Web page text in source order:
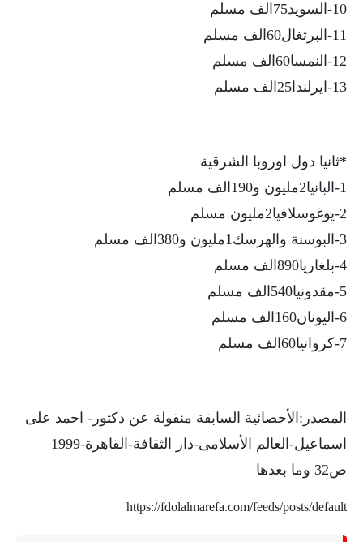
10-السويد75الف مسلم
11-البرتغال60الف مسلم
12-النمسا60الف مسلم
13-ايرلندا25الف مسلم
*ثانيا دول اوروبا الشرقية
1-البانيا2مليون و190الف مسلم
2-يوغوسلافيا2مليون مسلم
3-البوسنة والهرسك1مليون و380الف مسلم
4-بلغاريا890الف مسلم
5-مقدونيا540الف مسلم
6-اليونان160الف مسلم
7-كرواتيا60الف مسلم
المصدر:الأحصائية السابقة منقولة عن دكتور- احمد على
اسماعيل-العالم الأسلامى-دار الثقافة-القاهرة-1999
ص32 وما بعدها
https://fdolalmarefa.com/feeds/posts/default